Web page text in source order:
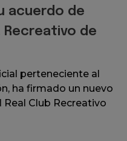
acuerdo de
Recreativo de
perteneciente al
ha firmado un nuevo
Club Recreativo